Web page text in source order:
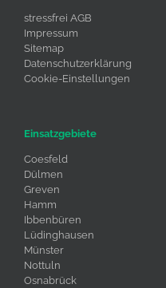
stressfrei AGB
Impressum
Sitemap
Datenschutzerklärung
Cookie-Einstellungen
Einsatzgebiete
Coesfeld
Dülmen
Greven
Hamm
Ibbenbüren
Lüdinghausen
Münster
Nottuln
Osnabrück